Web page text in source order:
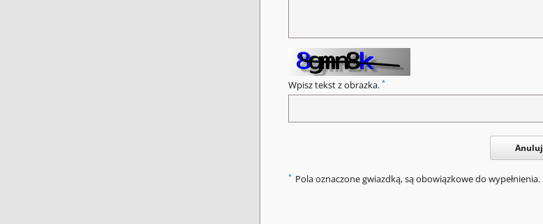
Wpisz tekst z obrazka. *
Anuluj
* Pola oznaczone gwiazdką, są obowiązkowe do wypełnienia.